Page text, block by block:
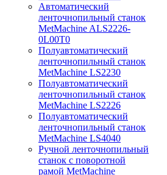
Автоматический
ленточнопильный станок
MetMachine ALS2226-
0L00T0
Полуавтоматический
ленточнопильный станок
MetMachine LS2230
Полуавтоматический
ленточнопильный станок
MetMachine LS2226
Полуавтоматический
ленточнопильный станок
MetMachine LS4040
Ручной ленточнопильный
станок с поворотной
рамой MetMachine